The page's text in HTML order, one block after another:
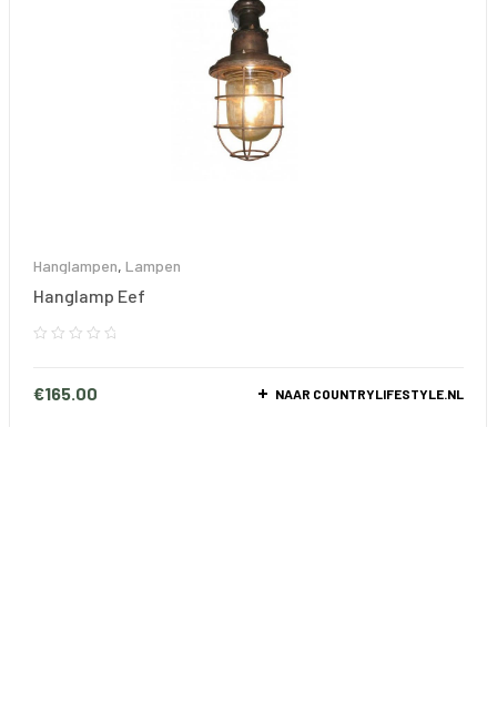
Hanglampen, Lampen
Hanglamp Eef
€165.00 NAAR COUNTRYLIFESTYLE.NL